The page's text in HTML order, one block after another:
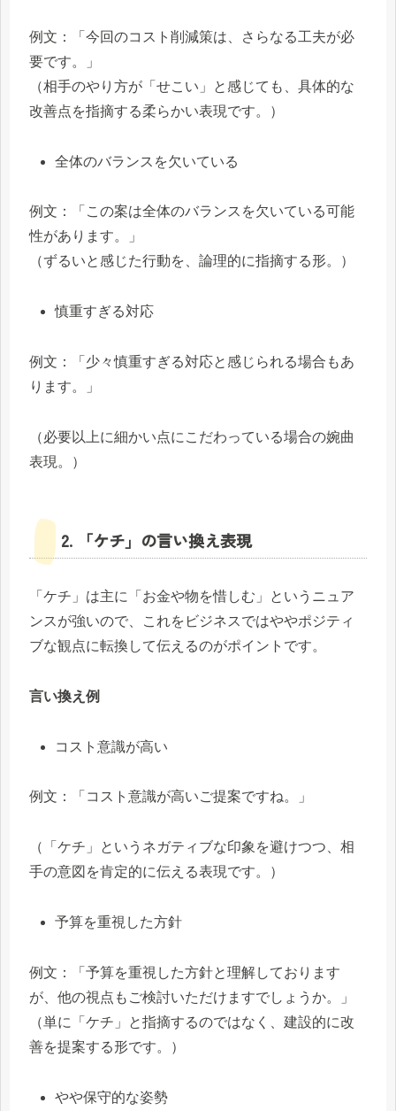
例文：「今回のコスト削減策は、さらなる工夫が必
要です。」
（相手のやり方が「せこい」と感じても、具体的な
改善点を指摘する柔らかい表現です。）
全体のバランスを欠いている
例文：「この案は全体のバランスを欠いている可能
性があります。」
（ずるいと感じた行動を、論理的に指摘する形。）
慎重すぎる対応
例文：「少々慎重すぎる対応と感じられる場合もあ
ります。」
（必要以上に細かい点にこだわっている場合の婉曲
表現。）
2. 「ケチ」の言い換え表現
「ケチ」は主に「お金や物を惜しむ」というニュア
ンスが強いので、これをビジネスではややポジティ
ブな観点に転換して伝えるのがポイントです。
言い換え例
コスト意識が高い
例文：「コスト意識が高いご提案ですね。」
（「ケチ」というネガティブな印象を避けつつ、相
手の意図を肯定的に伝える表現です。）
予算を重視した方針
例文：「予算を重視した方針と理解しております
が、他の視点もご検討いただけますでしょうか。」
（単に「ケチ」と指摘するのではなく、建設的に改
善を提案する形です。）
やや保守的な姿勢